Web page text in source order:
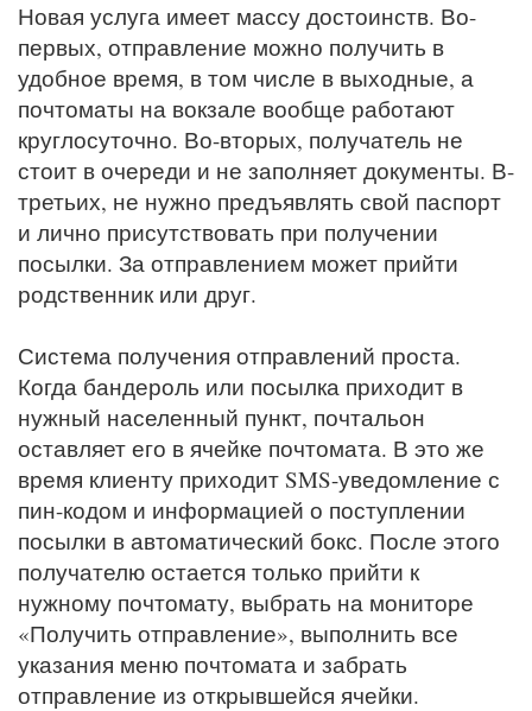
Новая услуга имеет массу достоинств. Во-
первых, отправление можно получить в
удобное время, в том числе в выходные, а
почтоматы на вокзале вообще работают
круглосуточно. Во-вторых, получатель не
стоит в очереди и не заполняет документы. В-
третьих, не нужно предъявлять свой паспорт
и лично присутствовать при получении
посылки. За отправлением может прийти
родственник или друг.
Система получения отправлений проста.
Когда бандероль или посылка приходит в
нужный населенный пункт, почтальон
оставляет его в ячейке почтомата. В это же
время клиенту приходит SMS-уведомление с
пин-кодом и информацией о поступлении
посылки в автоматический бокс. После этого
получателю остается только прийти к
нужному почтомату, выбрать на мониторе
«Получить отправление», выполнить все
указания меню почтомата и забрать
отправление из открывшейся ячейки.